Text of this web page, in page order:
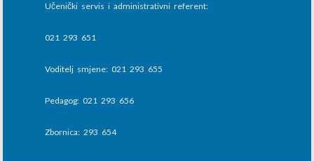
Učenički servis i administrativni referent:
021 293 651
Voditelj smjene: 021 293 655
Pedagog: 021 293 656
Zbornica: 293 654